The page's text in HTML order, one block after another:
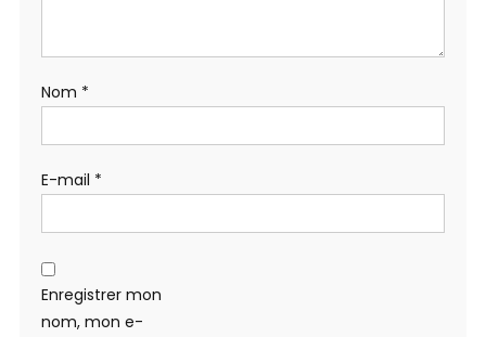
Nom *
E-mail *
Enregistrer mon
nom, mon e-